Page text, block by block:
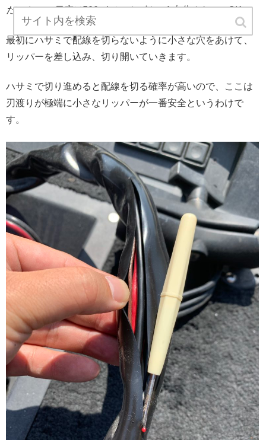
だいたいの目安は500mlペットボトル1本分ぐらいでOK。
最初にハサミで配線を切らないように小さな穴をあけて、
リッパーを差し込み、切り開いていきます。
ハサミで切り進めると配線を切る確率が高いので、ここは
刃渡りが極端に小さなリッパーが一番安全というわけで
す。